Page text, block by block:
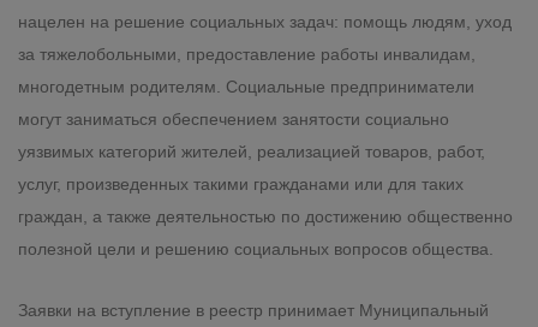
нацелен на решение социальных задач: помощь людям, уход
за тяжелобольными, предоставление работы инвалидам,
многодетным родителям. Социальные предприниматели
могут заниматься обеспечением занятости социально
уязвимых категорий жителей, реализацией товаров, работ,
услуг, произведенных такими гражданами или для таких
граждан, а также деятельностью по достижению общественно
полезной цели и решению социальных вопросов общества.
Заявки на вступление в реестр принимает Муниципальный